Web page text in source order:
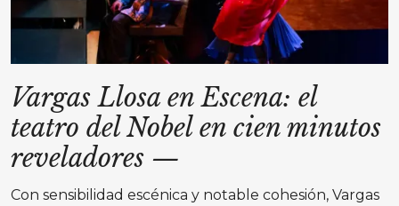
Vargas Llosa en Escena: el
teatro del Nobel en cien minutos
reveladores —
Con sensibilidad escénica y notable cohesión, Vargas